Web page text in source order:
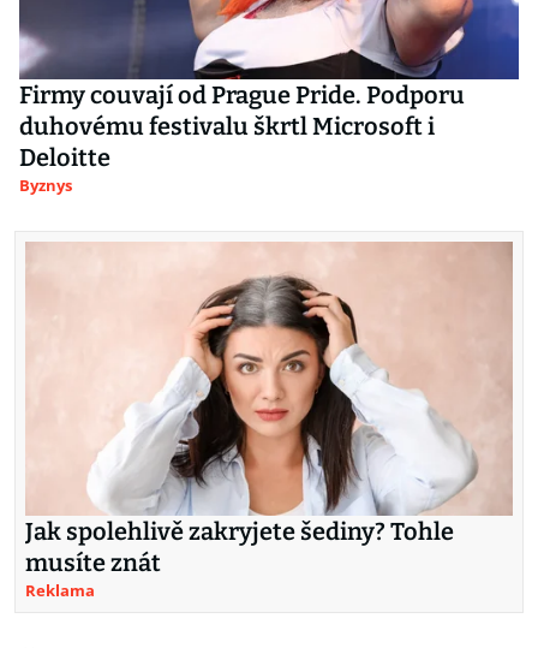
Firmy couvají od Prague Pride. Podporu
duhovému festivalu škrtl Microsoft i
Deloitte
Byznys
Jak spolehlivě zakryjete šediny? Tohle
musíte znát
Reklama